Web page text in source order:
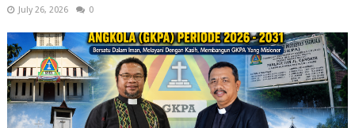
July 26, 2026 0